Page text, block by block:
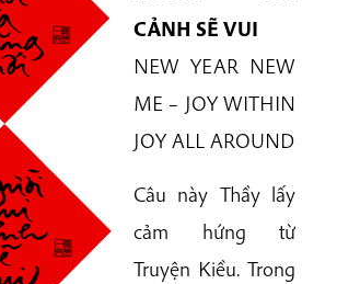
CẢNH SẼ VUI
NEW YEAR NEW
ME – JOY WITHIN
JOY ALL AROUND
Câu này Thầy lấy
cảm hứng từ
Truyện Kiều. Trong